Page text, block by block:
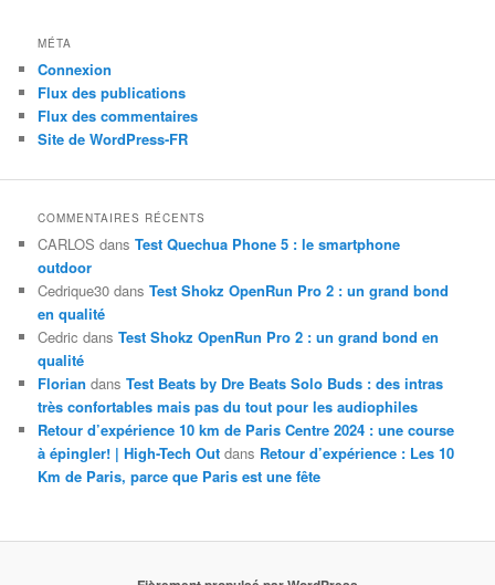
MÉTA
Connexion
Flux des publications
Flux des commentaires
Site de WordPress-FR
COMMENTAIRES RÉCENTS
CARLOS dansTest Quechua Phone 5 : le smartphone
outdoor
Cedrique30 dansTest Shokz OpenRun Pro 2 : un grand bond
en qualité
Cedric dansTest Shokz OpenRun Pro 2 : un grand bond en
qualité
Florian dansTest Beats by Dre Beats Solo Buds : des intras
très confortables mais pas du tout pour les audiophiles
Retour d’expérience 10 km de Paris Centre 2024 : une course
à épingler! | High-Tech Out dans Retour d’expérience : Les 10
Km de Paris, parce que Paris est une fête